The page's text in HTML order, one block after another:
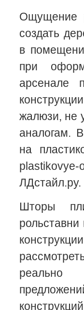
Ощущение
создать
в
при
арсенале
жалюзи, не
аналогам.
на
ЛДстайл.ру.
Шторы
реально